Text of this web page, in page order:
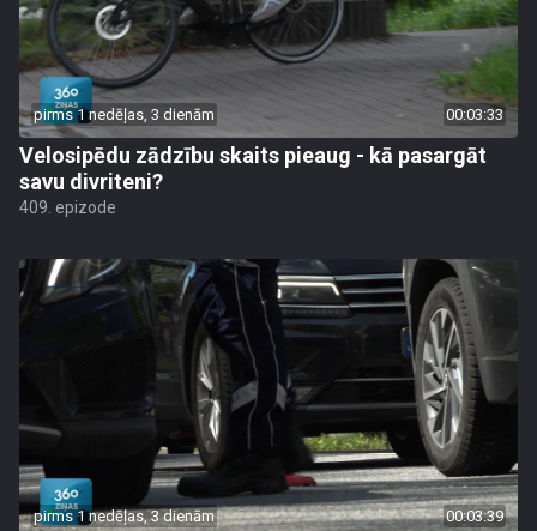
pirms 1 nedēļas, 3 dienām 00:03:33
Velosipēdu zādzību skaits pieaug - kā pasargāt
savu divriteni?
409. epizode
pirms 1 nedēļas, 3 dienām 00:03:39